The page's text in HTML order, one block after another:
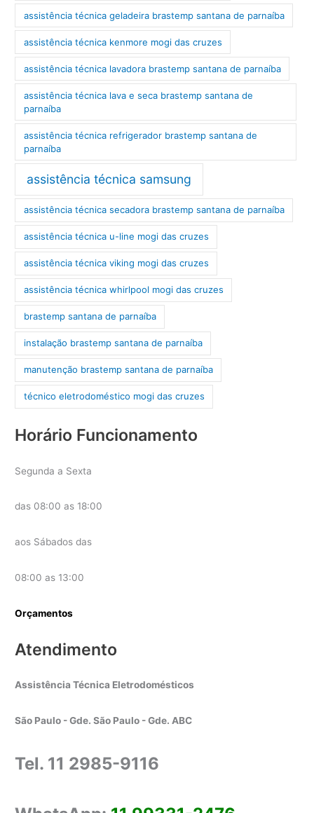
assistência técnica geladeira brastemp santana de parnaíba
assistência técnica kenmore mogi das cruzes
assistência técnica lavadora brastemp santana de parnaíba
assistência técnica lava e seca brastemp santana de
parnaíba
assistência técnica refrigerador brastemp santana de
parnaíba
assistência técnica samsung
assistência técnica secadora brastemp santana de parnaíba
assistência técnica u-line mogi das cruzes
assistência técnica viking mogi das cruzes
assistência técnica whirlpool mogi das cruzes
brastemp santana de parnaíba
instalação brastemp santana de parnaíba
manutenção brastemp santana de parnaíba
técnico eletrodoméstico mogi das cruzes
Horário Funcionamento
Segunda a Sexta
das 08:00 as 18:00
aos Sábados das
08:00 as 13:00
Orçamentos
Atendimento
Assistência Técnica Eletrodomésticos
São Paulo - Gde. São Paulo - Gde. ABC
Tel. 11 2985-9116